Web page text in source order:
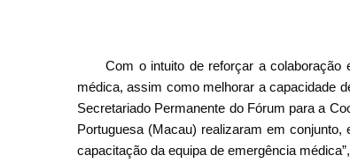
Com o intuito de reforçar a colaboração
médica, assim como melhorar a capacidade
Secretariado Permanente do Fórum para a
Portuguesa (Macau) realizaram em
capacitação da equipa de emergência